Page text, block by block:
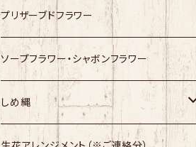
プリザーブドフラワー
ソープフラワー・シャボンフラワー
しめ縄
幸せますしめ縄